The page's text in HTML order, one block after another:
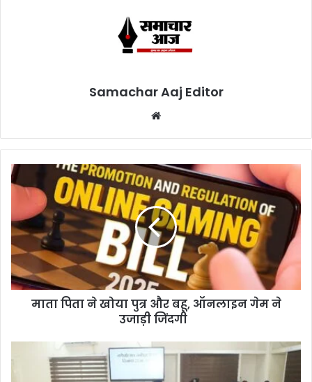
Samachar Aaj Editor
माता पिता ने खोया पुत्र और बहू, ऑनलाइन गेम ने
उजाड़ी जिंदगी